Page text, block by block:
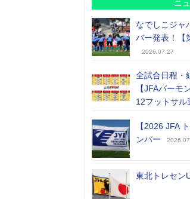
ニ
なでしこジャ
バー発表！【
2026.07.27
全試合日程・
【JFAバーモ
12フットサル
【2026 JFA
ンバー
東北トレセン